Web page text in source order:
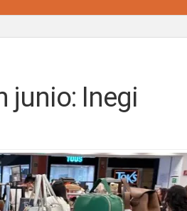
junio: Inegi